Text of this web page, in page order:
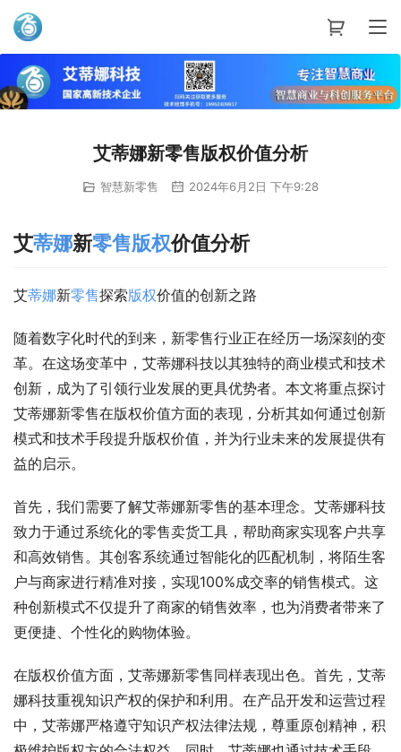
艾蒂娜科技
艾蒂娜新零售版权价值分析
智慧新零售 2024年6月2日 下午9:28
艾蒂娜新零售版权价值分析
艾蒂娜新零售探索版权价值的创新之路
随着数字化时代的到来，新零售行业正在经历一场深刻的变
革。在这场变革中，艾蒂娜科技以其独特的商业模式和技术
创新，成为了引领行业发展的更具优势者。本文将重点探讨
艾蒂娜新零售在版权价值方面的表现，分析其如何通过创新
模式和技术手段提升版权价值，并为行业未来的发展提供有
益的启示。
首先，我们需要了解艾蒂娜新零售的基本理念。艾蒂娜科技
致力于通过系统化的零售卖货工具，帮助商家实现客户共享
和高效销售。其创客系统通过智能化的匹配机制，将陌生客
户与商家进行精准对接，实现100%成交率的销售模式。这
种创新模式不仅提升了商家的销售效率，也为消费者带来了
更便捷、个性化的购物体验。
在版权价值方面，艾蒂娜新零售同样表现出色。首先，艾蒂
娜科技重视知识产权的保护和利用。在产品开发和运营过程
中，艾蒂娜严格遵守知识产权法律法规，尊重原创精神，积